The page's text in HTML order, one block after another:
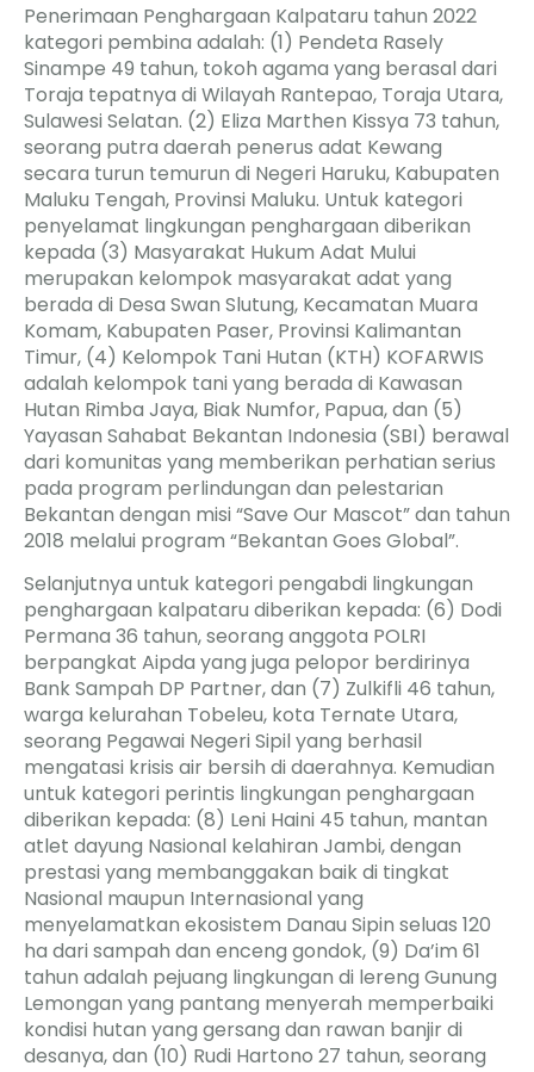
Penerimaan Penghargaan Kalpataru tahun 2022
kategori pembina adalah: (1) Pendeta Rasely
Sinampe 49 tahun, tokoh agama yang berasal dari
Toraja tepatnya di Wilayah Rantepao, Toraja Utara,
Sulawesi Selatan. (2) Eliza Marthen Kissya 73 tahun,
seorang putra daerah penerus adat Kewang
secara turun temurun di Negeri Haruku, Kabupaten
Maluku Tengah, Provinsi Maluku. Untuk kategori
penyelamat lingkungan penghargaan diberikan
kepada (3) Masyarakat Hukum Adat Mului
merupakan kelompok masyarakat adat yang
berada di Desa Swan Slutung, Kecamatan Muara
Komam, Kabupaten Paser, Provinsi Kalimantan
Timur, (4) Kelompok Tani Hutan (KTH) KOFARWIS
adalah kelompok tani yang berada di Kawasan
Hutan Rimba Jaya, Biak Numfor, Papua, dan (5)
Yayasan Sahabat Bekantan Indonesia (SBI) berawal
dari komunitas yang memberikan perhatian serius
pada program perlindungan dan pelestarian
Bekantan dengan misi “Save Our Mascot” dan tahun
2018 melalui program “Bekantan Goes Global”.
Selanjutnya untuk kategori pengabdi lingkungan
penghargaan kalpataru diberikan kepada: (6) Dodi
Permana 36 tahun, seorang anggota POLRI
berpangkat Aipda yang juga pelopor berdirinya
Bank Sampah DP Partner, dan (7) Zulkifli 46 tahun,
warga kelurahan Tobeleu, kota Ternate Utara,
seorang Pegawai Negeri Sipil yang berhasil
mengatasi krisis air bersih di daerahnya. Kemudian
untuk kategori perintis lingkungan penghargaan
diberikan kepada: (8) Leni Haini 45 tahun, mantan
atlet dayung Nasional kelahiran Jambi, dengan
prestasi yang membanggakan baik di tingkat
Nasional maupun Internasional yang
menyelamatkan ekosistem Danau Sipin seluas 120
ha dari sampah dan enceng gondok, (9) Da’im 61
tahun adalah pejuang lingkungan di lereng Gunung
Lemongan yang pantang menyerah memperbaiki
kondisi hutan yang gersang dan rawan banjir di
desanya, dan (10) Rudi Hartono 27 tahun, seorang